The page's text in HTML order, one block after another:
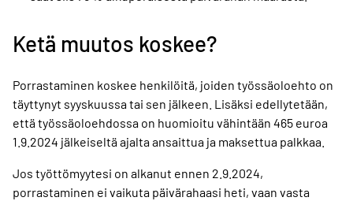
Ketä muutos koskee?
Porrastaminen koskee henkilöitä, joiden työssäoloehto on
täyttynyt syyskuussa tai sen jälkeen. Lisäksi edellytetään,
että työssäoloehdossa on huomioitu vähintään 465 euroa
1.9.2024 jälkeiseltä ajalta ansaittua ja maksettua palkkaa.
Jos työttömyytesi on alkanut ennen 2.9.2024,
porrastaminen ei vaikuta päivärahaasi heti, vaan vasta